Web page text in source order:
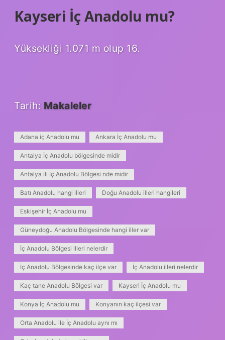
Kayseri İç Anadolu mu?
Yüksekliği 1.071 m olup 16.
Tarih: Makaleler
Adana iç Anadolu mu Ankara İç Anadolu mu
Antalya İç Anadolu bölgesinde midir
Antalya ili İç Anadolu Bölgesi nde midir
Batı Anadolu hangi illeri Doğu Anadolu illeri hangileri
Eskişehir İç Anadolu mu
Güneydoğu Anadolu Bölgesinde hangi iller var
İç Anadolu Bölgesi illeri nelerdir
İç Anadolu Bölgesinde kaç ilçe var İç Anadolu illeri nelerdir
Kaç tane Anadolu Bölgesi var Kayseri İç Anadolu mu
Konya İç Anadolu mu Konyanın kaç ilçesi var
Orta Anadolu ile İç Anadolu aynı mı